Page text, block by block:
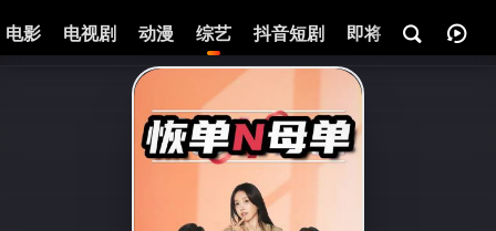
电影 电视剧 动漫 综艺 抖音短剧 即将热映 资讯